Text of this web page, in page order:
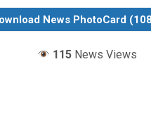
News PhotoCard
115News Views